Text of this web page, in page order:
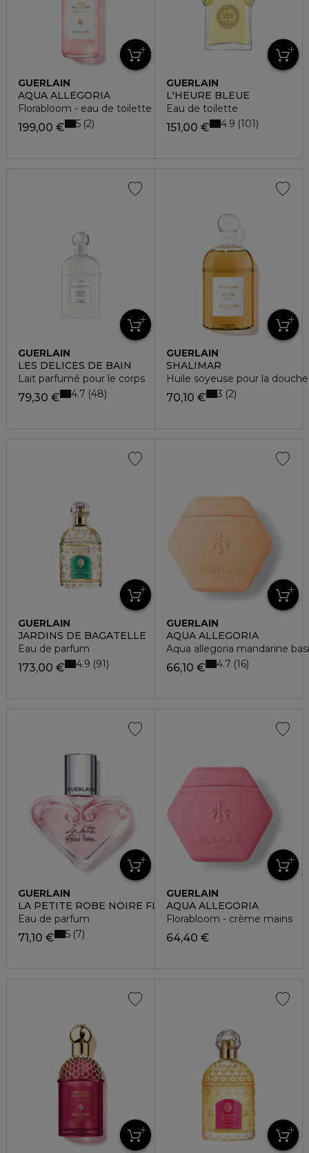
GUERLAIN
AQUA ALLEGORIA
Florabloom - eau de toilette - la recharge
199,00 € 5 2
GUERLAIN
L'HEURE BLEUE
Eau de toilette
151,00 € 4.9 101
GUERLAIN
LES DELICES DE BAIN
Lait parfumé pour le corps
79,30 € 4.7 48
GUERLAIN
SHALIMAR
Huile soyeuse pour la douche
70,10 € 3 2
GUERLAIN
JARDINS DE BAGATELLE
Eau de parfum
173,00 € 4.9 91
GUERLAIN
AQUA ALLEGORIA
Aqua allegoria mandarine
66,10 € 4.7 16
GUERLAIN
LA PETITE ROBE NOIRE FLACON CŒUR
Eau de parfum
71,10 € 5 7
GUERLAIN
AQUA ALLEGORIA
Florabloom - crème mains
64,40 €